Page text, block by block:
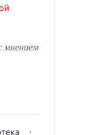
мнением